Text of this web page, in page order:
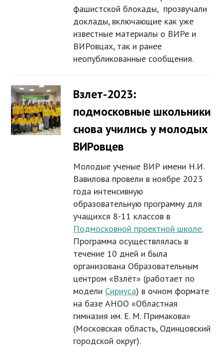
фашистской блокады, прозвучали
доклады, включающие как уже
известные материалы о ВИРе и
ВИРовцах, так и ранее
неопубликованные сообщения.
Взлет-2023:
подмосковные школьники
снова учились у молодых
ВИРовцев
Молодые ученые ВИР имени Н.И.
Вавилова провели в ноябре 2023
года интенсивную
образовательную программу для
учащихся 8-11 классов в
Подмосковной проектной школе.
Программа осуществлялась в
течение 10 дней и была
организована Образовательным
центром «Взлёт» (работает по
модели Сириуса) в очном формате
на базе АНОО «Областная
гимназия им. Е. М. Примакова»
(Московская область, Одинцовский
городской округ).